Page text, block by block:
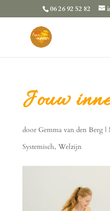
06 26 92 52 82
Jouw
door Gemma van den Berg|
Systemisch, Welzijn